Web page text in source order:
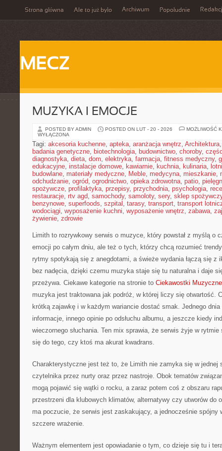
Strona główna Ale to już było Archiwum Popołudnie
MECZ
MUZYKA I EMOCJE
POSTED BY ADMIN POSTED ON LUT - 20 - 2026
MOŻLIWOŚĆ
WYŁĄCZONA
Tagi: akcesoria kuchenne, apteka, aranżacja wnętrz, Architektura
badania genetyczne, biotechnologia, budownictwo, choroby,
diagnostyka, dieta, dom, elektryka, farmacja, fitness medyczny,
edukacyjne, instalacje domowe, kawiarnie, kuchnia, kulinaria,
budowlane, materiały medyczne, Meble, medycyna, mieszkanie,
odchudzanie, ogród, ogrodnictwo, opieka zdrowotna, patio,
spożywcze, profilaktyka, przepisy, przychodnia, psychologia,
restauracje, rtv agd, samochody, samoloty, sery, sklep
benzynowe, superfoods, szpital , tarasy, transport, transport
wodociągi, wyposażenie kuchni, wyposażenie wnętrz, zabawa,
żywienie, zdrowie
Limith to rozrywkowy serwis o muzyce, który powstał z myślą o
emocji po całym dniu, ale też o tych, którzy chcą rozumieć
rytmy spotykają się z anegdotami, a świeże wydania łączą się z
bez nadęcia, dzięki czemu muzyka staje się tu naturalna i daje
przeżywa. Ciekawe kategorie na stronie to Ciekawostki Muzyczne
muzyka jest traktowana jak podróż, w której liczy się otwartość.
krótką zajawkę i w każdym wariancie dostać smak. Jednego
informacje, innego opinie po odsłuchu albumu, a jeszcze kiedy
wieczornego słuchania. Ten mix sprawia, że serwis żyje w
się do tego, czy ktoś ma akurat kwadrans.
Charakterystyczne jest też to, że Limith nie zamyka się w jednej
czytelnika przez nurty oraz przez nastroje. Obok tematów
mogą pojawić się wątki o rocku, a zaraz potem coś z obszaru
przestrzeni dla klubowych klimatów, alternatywy czy utworów do
ma poczucie, że serwis jest zaskakujący, a jednocześnie spójny
szczere wrażenie.
Ważnym elementem jest opowiadanie o tym, co dzieje się tu i